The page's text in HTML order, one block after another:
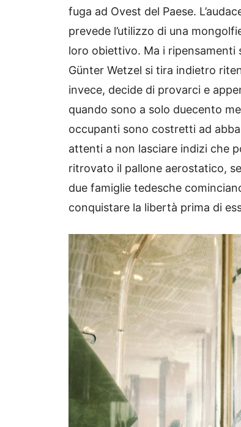
fuga ad Ovest del Paese.
prevede l’utilizzo di una
loro obiettivo. Ma i ripensamenti
Günter Wetzel si tira indietro
invece, decide di provarci e
quando sono a solo duecento
occupanti sono costretti ad
attenti a non lasciare indizi che
ritrovato il pallone aerostatico,
due famiglie tedesche
conquistare la libertà prima di